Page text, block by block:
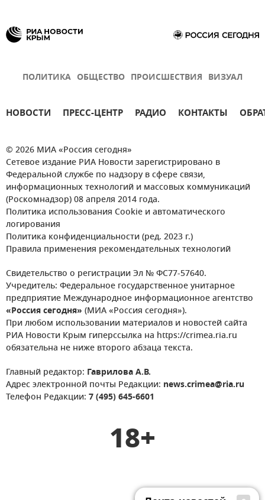
ПОЛИТИКА ОБЩЕСТВО ПРОИСШЕСТВИЯ ВИЗУАЛ
НОВОСТИ ПРЕСС-ЦЕНТР РАДИО КОНТАКТЫ
© 2026 МИА «Россия сегодня»
Сетевое издание РИА Новости зарегистрировано в
Федеральной службе по надзору в сфере связи,
информационных технологий и массовых коммуникаций
(Роскомнадзор) 08 апреля 2014 года.
Политика использования Cookie и автоматического
логирования
Политика конфиденциальности (ред. 2023 г.)
Правила применения рекомендательных технологий
Свидетельство о регистрации Эл № ФС77-57640.
Учредитель: Федеральное государственное унитарное
предприятие Международное информационное агентство
«Россия сегодня» (МИА «Россия сегодня»).
При любом использовании материалов и новостей сайта
РИА Новости Крым гиперссылка на https://crimea.ria.ru
обязательна не ниже второго абзаца текста.
Главный редактор: Гаврилова А.В.
Адрес электронной почты Редакции: news.crimea@ria.ru
Телефон Редакции: 7 (495) 645-6601
18+